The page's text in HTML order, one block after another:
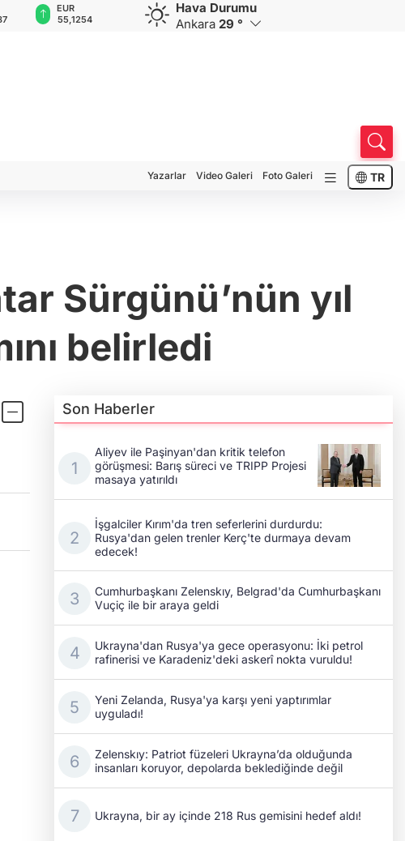
GBP
64,3468
CHF
59,0083
CAD
34,1883
Hava Durumu
Ankara 29 °
Yazarlar Video Galeri Foto Galeri TR
Sürgünü’nün yıl
belirledi
Son Haberler
Aliyev ile Paşinyan'dan kritik telefon
görüşmesi: Barış süreci ve TRIPP Projesi
masaya yatırıldı
İşgalciler Kırım'da tren seferlerini durdurdu:
Rusya'dan gelen trenler Kerç'te durmaya devam
edecek!
Cumhurbaşkanı Zelenskıy, Belgrad'da Cumhurbaşkanı
Vuçiç ile bir araya geldi
Ukrayna'dan Rusya'ya gece operasyonu: İki petrol
rafinerisi ve Karadeniz'deki askerî nokta vuruldu!
Yeni Zelanda, Rusya'ya karşı yeni yaptırımlar
uyguladı!
Zelenskıy: Patriot füzeleri Ukrayna’da olduğunda
insanları koruyor, depolarda beklediğinde değil
Ukrayna, bir ay içinde 218 Rus gemisini hedef aldı!